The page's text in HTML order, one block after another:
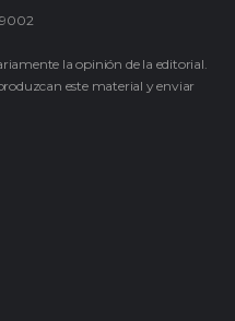
la opinión de la editorial.
este material y enviar